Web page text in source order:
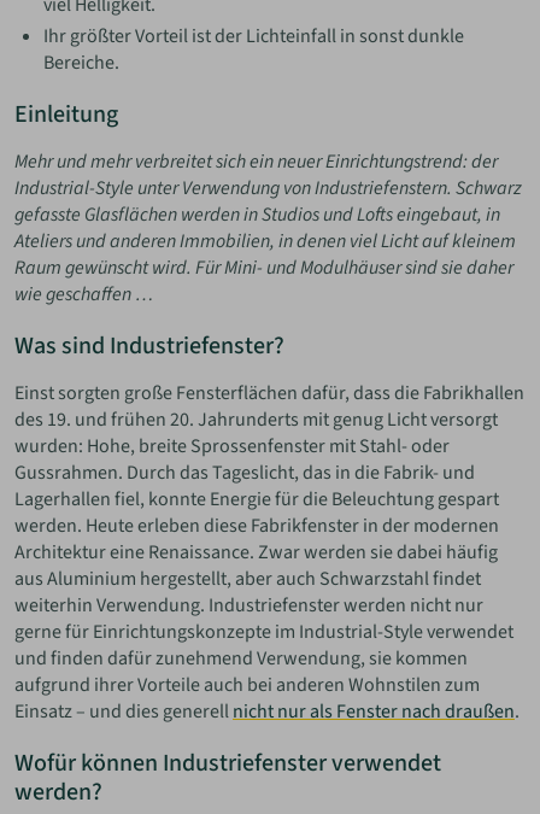
viel Helligkeit.
Ihr größter Vorteil ist der Lichteinfall in sonst dunkle
Bereiche.
Einleitung
Mehr und mehr verbreitet sich ein neuer Einrichtungstrend: der
Industrial-Style unter Verwendung von Industriefenstern. Schwarz
gefasste Glasflächen werden in Studios und Lofts eingebaut, in
Ateliers und anderen Immobilien, in denen viel Licht auf kleinem
Raum gewünscht wird. Für Mini- und Modulhäuser sind sie daher
wie geschaffen …
Was sind Industriefenster?
Einst sorgten große Fensterflächen dafür, dass die Fabrikhallen
des 19. und frühen 20. Jahrunderts mit genug Licht versorgt
wurden: Hohe, breite Sprossenfenster mit Stahl- oder
Gussrahmen. Durch das Tageslicht, das in die Fabrik- und
Lagerhallen fiel, konnte Energie für die Beleuchtung gespart
werden. Heute erleben diese Fabrikfenster in der modernen
Architektur eine Renaissance. Zwar werden sie dabei häufig
aus Aluminium hergestellt, aber auch Schwarzstahl findet
weiterhin Verwendung. Industriefenster werden nicht nur
gerne für Einrichtungskonzepte im Industrial-Style verwendet
und finden dafür zunehmend Verwendung, sie kommen
aufgrund ihrer Vorteile auch bei anderen Wohnstilen zum
Einsatz – und dies generellnicht nur als Fenster nach draußen.
Wofür können Industriefenster verwendet
werden?